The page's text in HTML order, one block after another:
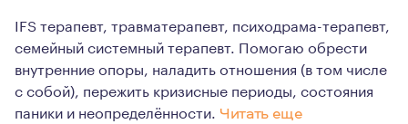
IFS терапевт, травматерапевт, психодрама-терапевт,
семейный системный терапевт. Помогаю обрести
внутренние опоры, наладить отношения (в том числе
с собой), пережить кризисные периоды, состояния
паники и неопределённости. Читать еще